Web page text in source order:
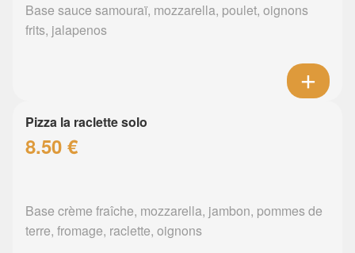
Base sauce samouraï, mozzarella, poulet, oignons
frits, jalapenos
Pizza la raclette solo
8.50 €
Base crème fraîche, mozzarella, jambon, pommes de
terre, fromage, raclette, oignons